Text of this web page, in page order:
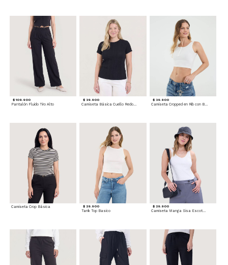
$ 109.900
Pantalón Fluido Tiro Alto
$ 39.900
Camiseta Básica Cuello Redondo
$ 39.900
Camiseta Crop Básica $ 29.900
Tank Top Basico
$ 29.900
Camiseta Manga Sisa Escotada